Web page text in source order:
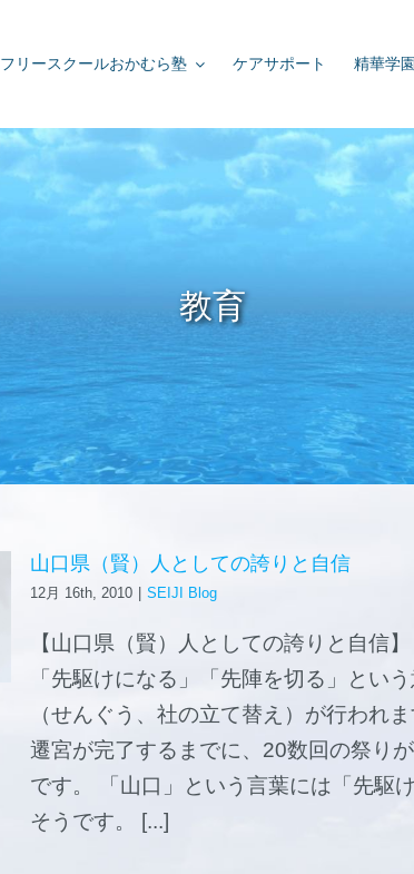
フリースクールおかむら塾 ケアサポート 精華学
教育
山口県（賢）人としての誇りと自信
12月 16th, 2010 SEIJI Blog
【山口県（賢）人としての誇りと自信
「先駆けになる」「先陣を切る」とい
（せんぐう、社の立て替え）が行われ
遷宮が完了するまでに、20数回の祭り
です。 「山口」という言葉には「先駆
そうです。 [...]